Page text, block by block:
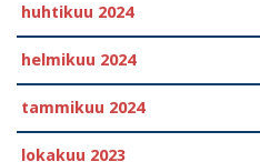
huhtikuu 2024
helmikuu 2024
tammikuu 2024
lokakuu 2023